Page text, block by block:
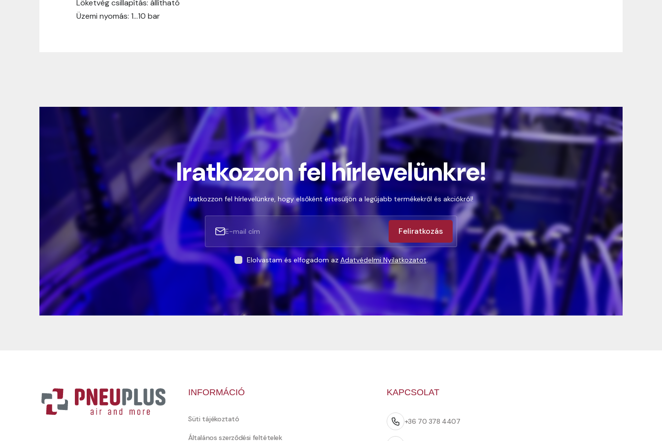
Löketvég csillapítás: állítható
Üzemi nyomás: 1…10 bar
Iratkozzon fel hírlevelünkre!
Iratkozzon fel hírlevelünkre, hogy elsőként értesüljön a legújabb termékekről és akciókról!
Feliratkozás
Elolvastam és elfogadom azAdatvédelmi Nyilatkozatot.
INFORMÁCIÓ
Süti tájékoztató
Általános szerződési feltételek
KAPCSOLAT
+36 70 378 4407